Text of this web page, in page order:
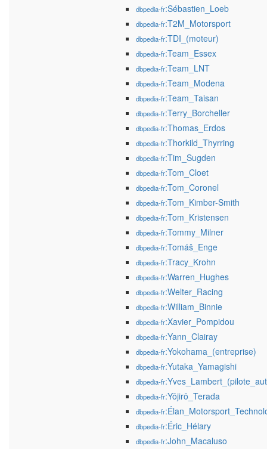
dbpedia-fr:Sébastien_Loeb
dbpedia-fr:T2M_Motorsport
dbpedia-fr:TDI_(moteur)
dbpedia-fr:Team_Essex
dbpedia-fr:Team_LNT
dbpedia-fr:Team_Modena
dbpedia-fr:Team_Taisan
dbpedia-fr:Terry_Borcheller
dbpedia-fr:Thomas_Erdos
dbpedia-fr:Thorkild_Thyrring
dbpedia-fr:Tim_Sugden
dbpedia-fr:Tom_Cloet
dbpedia-fr:Tom_Coronel
dbpedia-fr:Tom_Kimber-Smith
dbpedia-fr:Tom_Kristensen
dbpedia-fr:Tommy_Milner
dbpedia-fr:Tomáš_Enge
dbpedia-fr:Tracy_Krohn
dbpedia-fr:Warren_Hughes
dbpedia-fr:Welter_Racing
dbpedia-fr:William_Binnie
dbpedia-fr:Xavier_Pompidou
dbpedia-fr:Yann_Clairay
dbpedia-fr:Yokohama_(entreprise)
dbpedia-fr:Yutaka_Yamagishi
dbpedia-fr
dbpedia-fr:Yōjirō_Terada
dbpedia-fr
dbpedia-fr:Éric_Hélary
dbpedia-fr:John_Macaluso